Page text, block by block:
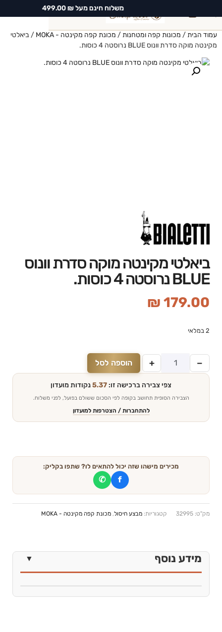
משלוח חינם מעל ₪ 499.00
חיפוש
עמוד הבית/ מכונות קפה ומטחנות/ מכונת קפה מקינטה - MOKA
/ ביאלטי
מקינטה מוקה סדרת וונוס BLUE נרוסטה 4 כוסות.
ביאלטי מקינטה מוקה סדרת וונוס
BLUE נרוסטה 4 כוסות.
₪ 179.00
2 במלאי
−
+ הוספה לסל
צפי צבירה ברכישה זו:5.37נקודות מועדון
הצבירה הסופית תחושב בקופה לפי הסכום ששולם בפועל, לפני משלוח.
להתחברות / הצטרפות למועדון
מכירים מישהו שזה יכול להתאים לו? שתפו בקליק:
f
✆
מק"ט: 32995 קטגוריות: מבצע חיסול, מכונת קפה מקינטה - MOKA
מידע נוסף